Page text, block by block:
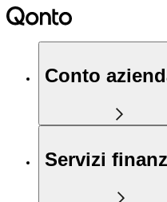
Conto
Servizi